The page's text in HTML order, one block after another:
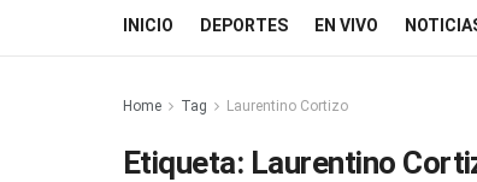
INICIO DEPORTES EN VIVO
Home Tag Laurentino Cortizo
Etiqueta: Laurentino